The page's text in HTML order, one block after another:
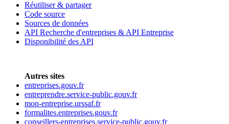
Réutiliser & partager
Code source
Sources de données
API Recherche d'entreprises & API Entreprise
Disponibilité des API
Autres sites
entreprises.gouv.fr
entreprendre.service-public.gouv.fr
mon-entreprise.urssaf.fr
formalites.entreprises.gouv.fr
conseillers-entreprises.service-public.gouv.fr